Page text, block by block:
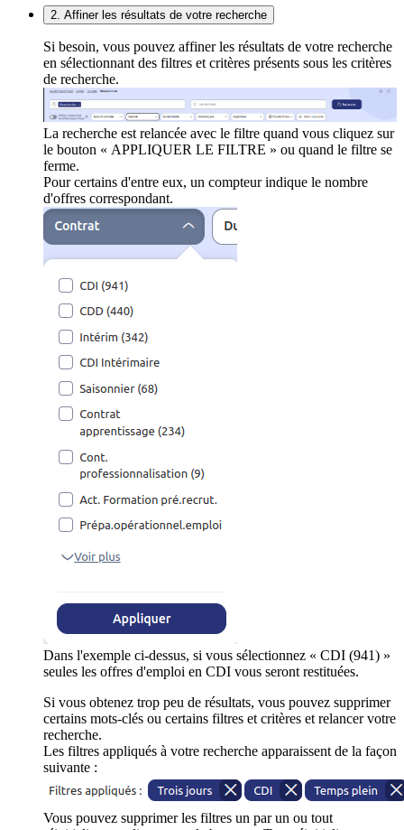
2. Affiner les résultats de votre recherche
Si besoin, vous pouvez affiner les résultats de votre recherche
en sélectionnant des filtres et critères présents sous les critères
de recherche.
La recherche est relancée avec le filtre quand vous cliquez sur
le bouton « APPLIQUER LE FILTRE » ou quand le filtre se
ferme.
Pour certains d'entre eux, un compteur indique le nombre
d'offres correspondant.
Dans l'exemple ci-dessus, si vous sélectionnez « CDI (941) »
seules les offres d'emploi en CDI vous seront restituées.
Si vous obtenez trop peu de résultats, vous pouvez supprimer
certains mots-clés ou certains filtres et critères et relancer votre
recherche.
Les filtres appliqués à votre recherche apparaissent de la façon
suivante :
Vous pouvez supprimer les filtres un par un ou tout